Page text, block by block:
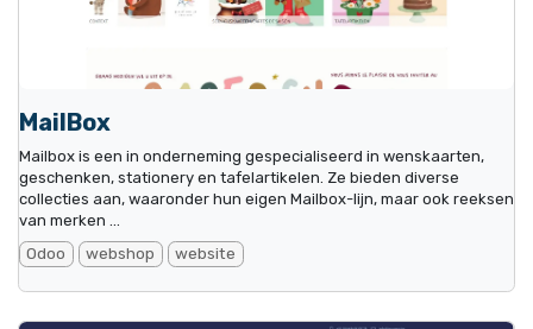
MailBox
Mailbox is een in onderneming gespecialiseerd in wenskaarten,
geschenken, stationery en tafelartikelen. Ze bieden diverse
collecties aan, waaronder hun eigen Mailbox-lijn, maar ook reeksen
van merken ...
Odoo webshop website